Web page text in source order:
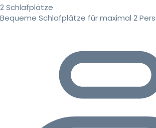
2 Schlafplätze
Bequeme Schlafplätze für maximal 2